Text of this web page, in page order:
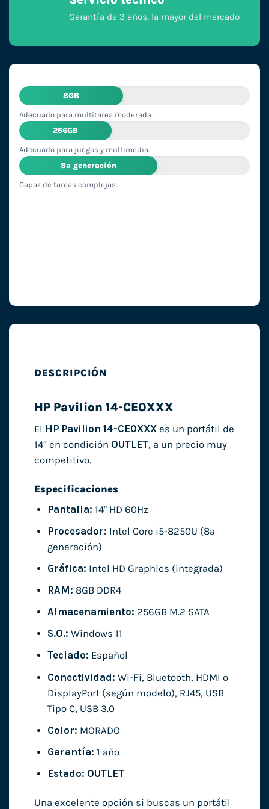
Garantía de 3 años, la mayor del mercado
8GB
Adecuado para multitarea moderada.
256GB
Adecuado para juegos y multimedia.
8ª generación
Capaz de tareas complejas.
DESCRIPCIÓN
HP Pavilion 14-CE0XXX
El HP Pavilion 14-CE0XXXes un portátil de
14″ en condición OUTLET, a un precio muy
competitivo.
Especificaciones
Pantalla: 14" HD 60Hz
Procesador: Intel Core i5-8250U (8ª
generación)
Gráfica: Intel HD Graphics (integrada)
RAM: 8GB DDR4
Almacenamiento: 256GB M.2 SATA
S.O.: Windows 11
Teclado: Español
Conectividad: Wi-Fi, Bluetooth, HDMI o
DisplayPort (según modelo), RJ45, USB
Tipo C, USB 3.0
Color: MORADO
Garantía: 1 año
Estado: OUTLET
Una excelente opción si buscas un portátil